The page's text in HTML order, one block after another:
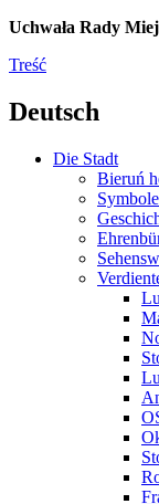
Uchwała Rady
Treść
Deutsch
Die Stadt
Bieruń